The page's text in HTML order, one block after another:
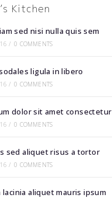
Kitchen
sed nisi nulla quis sem
/ 0 COMMENTS
ligula in libero
/ 0 COMMENTS
dolor sit amet consectetur
/ 0 COMMENTS
sed aliquet risus a tortor
/ 0 COMMENTS
lacinia aliquet mauris ipsum